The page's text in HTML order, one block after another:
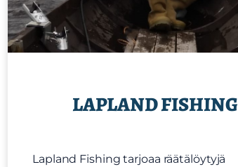
LAPLAND FISHING
Lapland Fishing tarjoaa räätälöytyjä